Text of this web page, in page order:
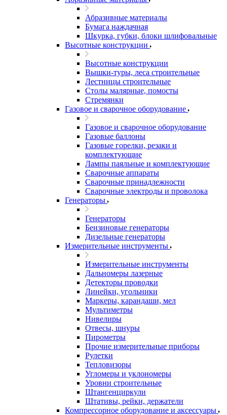
Абразивные материалы
Бумага наждачная
Шкурка, губки, блоки шлифовальные
Высотные конструкции
Высотные конструкции
Вышки-туры, леса строительные
Лестницы строительные
Столы малярные, помосты
Стремянки
Газовое и сварочное оборудование
Газовое и сварочное оборудование
Газовые баллоны
Газовые горелки, резаки и
комплектующие
Лампы паяльные и комплектующие
Сварочные аппараты
Сварочные принадлежности
Сварочные электроды и проволока
Генераторы
Генераторы
Бензиновые генераторы
Дизельные генераторы
Измерительные инструменты
Измерительные инструменты
Дальномеры лазерные
Детекторы проводки
Линейки, угольники
Маркеры, карандаши, мел
Мультиметры
Нивелиры
Отвесы, шнуры
Пирометры
Прочие измерительные приборы
Рулетки
Тепловизоры
Угломеры и уклономеры
Уровни строительные
Штангенциркули
Штативы, рейки, держатели
Компрессорное оборудование и аксессуары